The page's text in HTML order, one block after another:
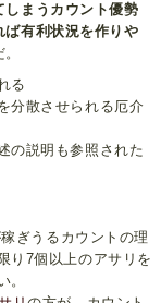
しまうカウント優勢
ば有利状況を作りや
る
分散させられる厄介
の説明も参照された
ぎうるカウントの理
り7個以上のアサリを
。